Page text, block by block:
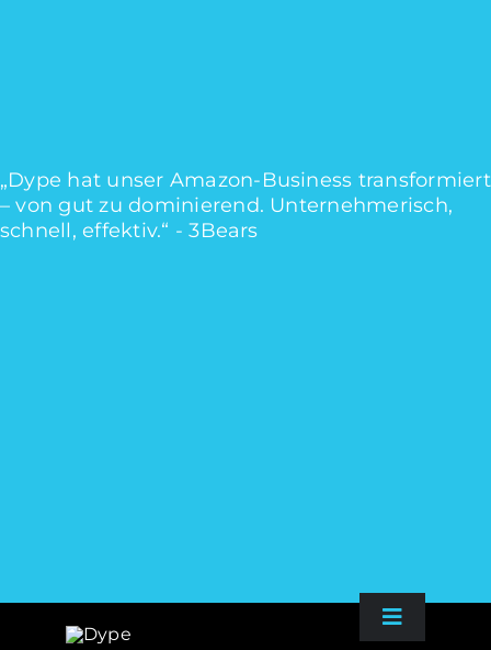
„Dype hat unser Amazon-Business transformiert
– von gut zu dominierend. Unternehmerisch,
schnell, effektiv.“ -3Bears
Toggle